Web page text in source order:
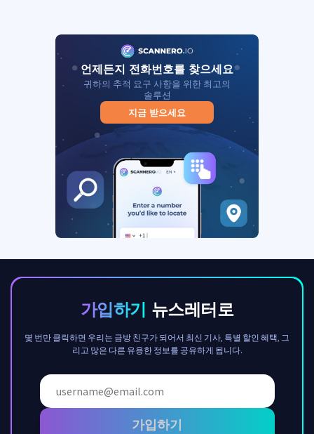
언제든지 전화번호를 찾으세요
귀하의 추적 요구 사항을 위한 최고의
솔루션
지금 받으세요
가입하기 뉴스레터로
몇 번만 클릭하면 우리는 금방 친구가 되어서 최신 기사, 특별 할인 혜택, 그
리고 많은 다른 유용한 정보를 공유하게 됩니다.
가입하기